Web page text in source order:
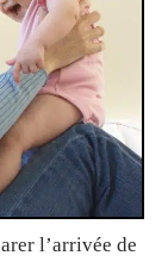
l’arrivée de